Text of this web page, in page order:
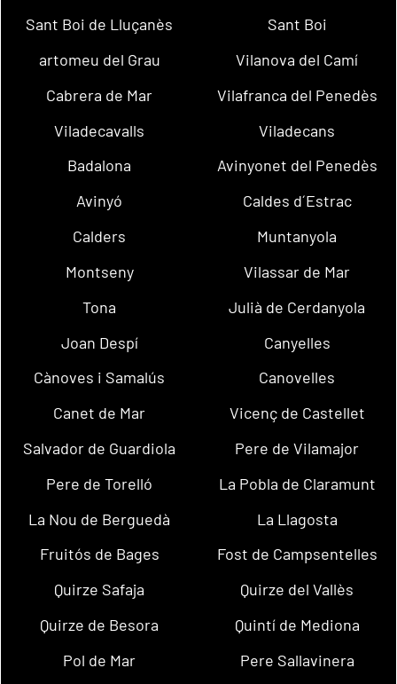
Sant Boi de Lluçanès
Sant Boi
artomeu del Grau
Vilanova del Camí
Cabrera de Mar
Vilafranca del Penedès
Viladecavalls
Viladecans
Badalona
Avinyonet del Penedès
Avinyó
Caldes d´Estrac
Calders
Muntanyola
Montseny
Vilassar de Mar
Tona
Julià de Cerdanyola
Joan Despí
Canyelles
Cànoves i Samalús
Canovelles
Canet de Mar
Vicenç de Castellet
Salvador de Guardiola
Pere de Vilamajor
Pere de Torelló
La Pobla de Claramunt
La Nou de Berguedà
La Llagosta
Fruitós de Bages
Fost de Campsentelles
Quirze Safaja
Quirze del Vallès
Quirze de Besora
Quintí de Mediona
Pol de Mar
Pere Sallavinera